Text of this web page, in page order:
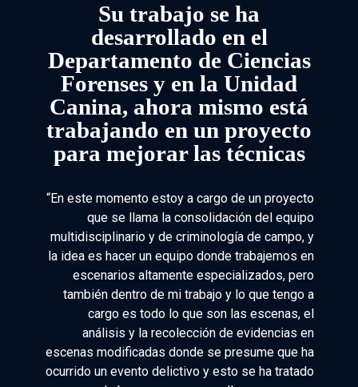
Su trabajo se ha
desarrollado en el
Departamento de Ciencias
Forenses y en la Unidad
Canina, ahora mismo está
trabajando en un proyecto
para mejorar las técnicas
“En este momento estoy a cargo de un proyecto
que se llama la consolidación del equipo
multidisciplinario y de criminología de campo, y
la idea es hacer un equipo donde trabajemos en
escenarios altamente especializados, pero
también dentro de mi trabajo y lo que tengo a
cargo es todo lo que son las escenas, el
análisis y la recolección de evidencias en
escenas modificadas donde se presume que ha
ocurrido un evento delictivo y esto se ha tratado